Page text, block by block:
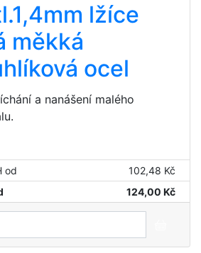
lžíce
měkká
ocel
a nanášení malého
od
102,48 Kč
124,00 Kč